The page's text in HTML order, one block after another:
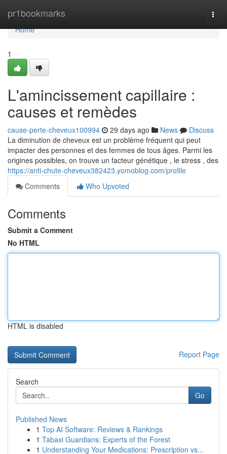
pr1bookmarks
Home
Home
1
L'amincissement capillaire :
causes et remèdes
cause-perte-cheveux100994 29 days ago News
Discuss
La diminution de cheveux est un problème fréquent qui peut
impacter des personnes et des femmes de tous âges. Parmi les
origines possibles, on trouve un facteur génétique , le stress , des
https://anti-chute-cheveux382423.yomoblog.com/profile
Comments
Who Upvoted
Comments
Submit a Comment
No HTML
HTML is disabled
Report Page
Search
Go
Published News
1 Top AI Software: Reviews & Rankings
1 Tabaxi Guardians: Experts of the Forest
1 Understanding Your Medications: Prescription vs...